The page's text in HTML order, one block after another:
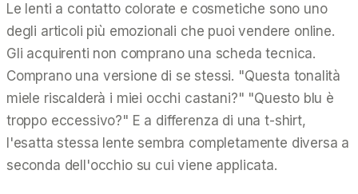
Le lenti a contatto colorate e cosmetiche sono uno
degli articoli più emozionali che puoi vendere online.
Gli acquirenti non comprano una scheda tecnica.
Comprano una versione di se stessi. "Questa tonalità
miele riscalderà i miei occhi castani?" "Questo blu è
troppo eccessivo?" E a differenza di una t-shirt,
l'esatta stessa lente sembra completamente diversa a
seconda dell'occhio su cui viene applicata.